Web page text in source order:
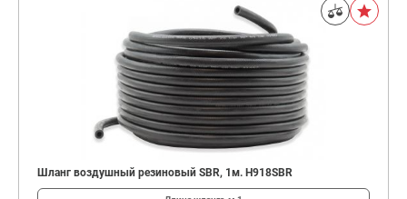
Шланг воздушный резиновый SBR, 1м. H918SBR